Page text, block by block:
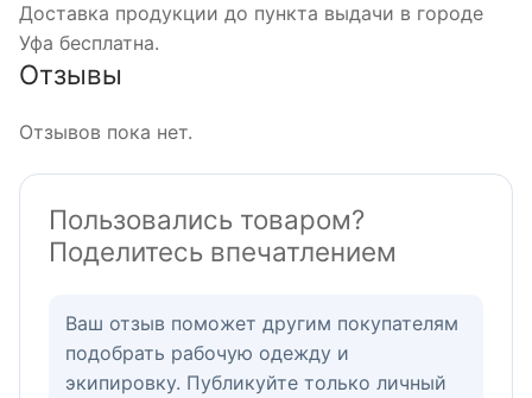
Доставка продукции до пункта выдачи в городе
Уфа бесплатна.
Отзывы
Отзывов пока нет.
Пользовались товаром?
Поделитесь впечатлением
Ваш отзыв поможет другим покупателям
подобрать рабочую одежду и
экипировку. Публикуйте только личный